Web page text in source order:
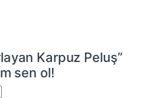
Karpuz Peluş”
sen ol!